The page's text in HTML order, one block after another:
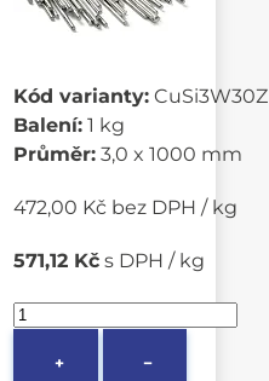
Kód varianty: CuSi3W30Z
Balení: 1 kg
Průměr: 3,0 x 1000 mm
472,00 Kč bez DPH / kg
571,12 Kč s DPH / kg
+ −